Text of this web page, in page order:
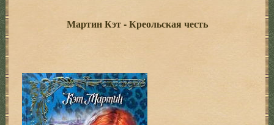
Мартин Кэт - Креольская честь